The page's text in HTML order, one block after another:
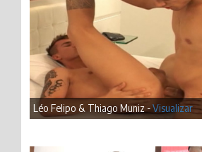
Léo Felipo & Thiago Muniz -Visualizar